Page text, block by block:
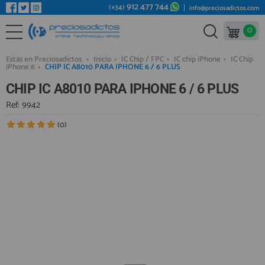
REPUESTOS MÓVILES
REPUESTOS TABLET
REPUESTOS VIDEOCONSOLAS
REPUESTOS MACBOOK
Bienvenid@ otra vez
YA SOY CLIENTE
(+34) 912 477 744 info@preciosadictos.com
0
Estás en Preciosadictos > Inicio > IC Chip / FPC > IC chip iPhone > IC Chip
iPhone 6 > CHIP IC A8010 PARA IPHONE 6 / 6 PLUS
CHIP IC A8010 PARA IPHONE 6 / 6 PLUS
Ref: 9942
(0)